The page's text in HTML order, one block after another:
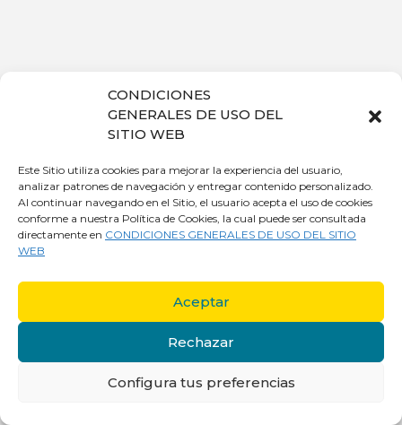
CONDICIONES
GENERALES DE USO DEL
SITIO WEB
Este Sitio utiliza cookies para mejorar la experiencia del usuario,
analizar patrones de navegación y entregar contenido personalizado.
Al continuar navegando en el Sitio, el usuario acepta el uso de cookies
conforme a nuestra Política de Cookies, la cual puede ser consultada
directamente en CONDICIONES GENERALES DE USO DEL SITIO
WEB
Aceptar
Rechazar
Configura tus preferencias